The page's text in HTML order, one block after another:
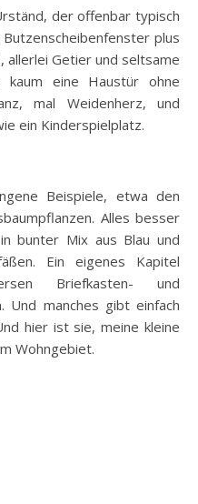
der offenbar typisch
plus
allerlei Getier und seltsame
eine Haustür ohne
mal Weidenherz, und
ein Kinderspielplatz.
Beispiele, etwa den
Alles besser
bunter Mix aus Blau und
Ein eigenes Kapitel
Briefkasten- und
Und manches gibt einfach
hier ist sie, meine kleine
Wohngebiet.